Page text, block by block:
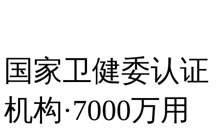
国家卫健委认证
机构·7000万用